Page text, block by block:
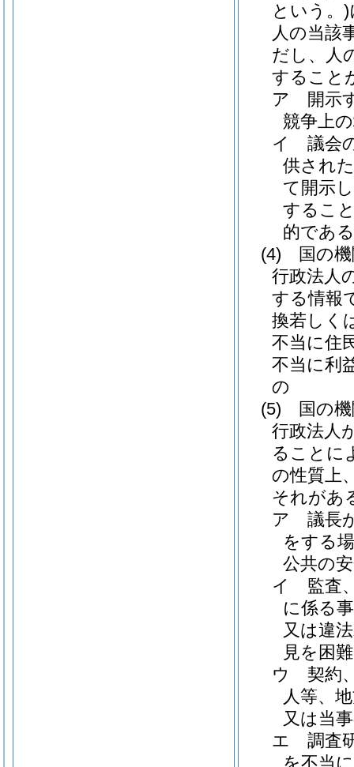
という。)
人の当該
だし、人
すること
ア
開示
競争上
イ
議会
供され
て開示
するこ
的であ
(4)
国の
行政法人
する情報
換若しく
不当に住
不当に利
の
(5)
国の
行政法人
ることに
の性質上
それがあ
ア
議長
をする
公共の
イ
監査
に係る
又は違
見を困
ウ
契約
人等、
又は当
エ
調査
を不当